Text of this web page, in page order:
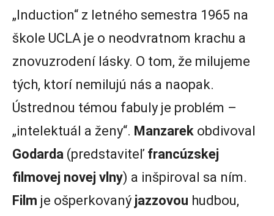
„Induction“ z letného semestra 1965 na
škole UCLA je o neodvratnom krachu a
znovuzrodení lásky. O tom, že milujeme
tých, ktorí nemilujú nás a naopak.
Ústrednou témou fabuly je problém –
„intelektuál a ženy“. Manzarek obdivoval
Godarda (predstaviteľ francúzskej
filmovej novej vlny) a inšpiroval sa ním.
Film je ošperkovaný jazzovou hudbou,